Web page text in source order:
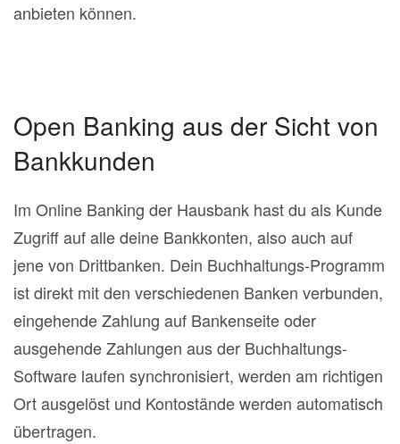
anbieten können.
Open Banking aus der Sicht von
Bankkunden
Im Online Banking der Hausbank hast du als Kunde
Zugriff auf alle deine Bankkonten, also auch auf
jene von Drittbanken. Dein Buchhaltungs-Programm
ist direkt mit den verschiedenen Banken verbunden,
eingehende Zahlung auf Bankenseite oder
ausgehende Zahlungen aus der Buchhaltungs-
Software laufen synchronisiert, werden am richtigen
Ort ausgelöst und Kontostände werden automatisch
übertragen.